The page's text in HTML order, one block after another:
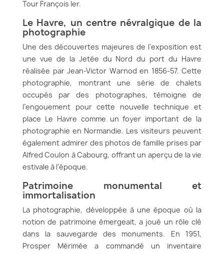
Tour François Ier.
Le Havre, un centre névralgique de la
photographie
Une des découvertes majeures de l'exposition est
une vue de la Jetée du Nord du port du Havre
réalisée par Jean-Victor Warnod en 1856-57. Cette
photographie, montrant une série de chalets
occupés par des photographes, témoigne de
l’engouement pour cette nouvelle technique et
place Le Havre comme un foyer important de la
photographie en Normandie. Les visiteurs peuvent
également admirer des photos de famille prises par
Alfred Coulon à Cabourg, offrant un aperçu de la vie
estivale à l’époque.
Patrimoine monumental et
immortalisation
La photographie, développée à une époque où la
notion de patrimoine émergeait, a joué un rôle clé
dans la sauvegarde des monuments. En 1951,
Prosper Mérimée a commandé un inventaire